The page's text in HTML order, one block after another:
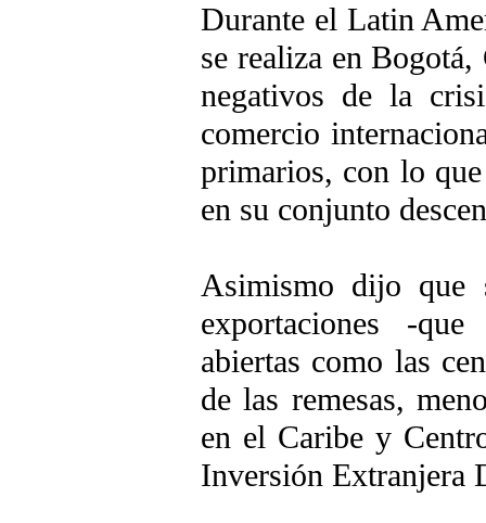
Durante el Latin
se realiza en
negativos de la
comercio
primarios, con lo
en su conjunto
Asimismo dijo que
exportaciones -
abiertas como las
de las remesas,
en el Caribe y
Inversión Extranjera